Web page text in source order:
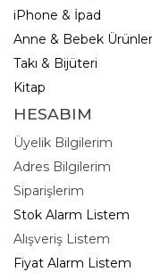
iPhone & İpad
Anne & Bebek
Takı & Bijüteri
Kitap
HESABIM
Üyelik Bilgilerim
Adres Bilgilerim
Siparişlerim
Stok Alarm Listem
Alışveriş Listem
Fiyat Alarm Listem